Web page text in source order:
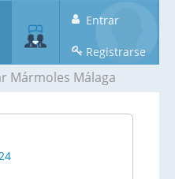
Entrar
Registrarse
Mármoles Málaga